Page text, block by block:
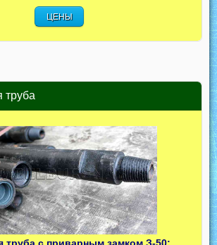
ЦЕНЫ
труба
труба с приварным замком З-50: